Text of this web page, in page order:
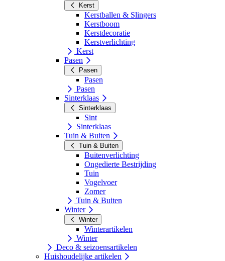
Kerst
Kerstballen & Slingers
Kerstboom
Kerstdecoratie
Kerstverlichting
Kerst
Pasen
Pasen
Pasen
Pasen
Sinterklaas
Sinterklaas
Sint
Sinterklaas
Tuin & Buiten
Tuin & Buiten
Buitenverlichting
Ongedierte Bestrijding
Tuin
Vogelvoer
Zomer
Tuin & Buiten
Winter
Winter
Winterartikelen
Winter
Deco & seizoensartikelen
Huishoudelijke artikelen